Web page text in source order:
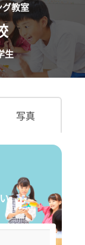
グ教室
生
写真
。